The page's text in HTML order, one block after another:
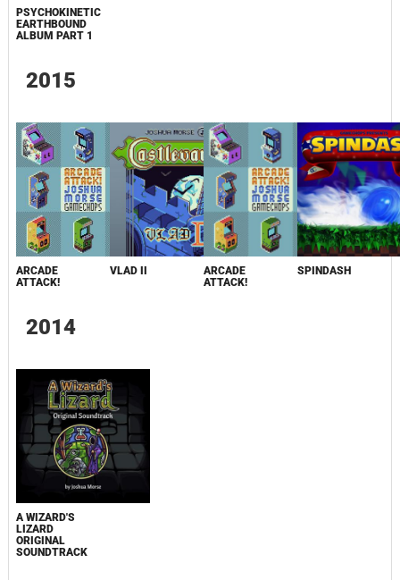
PSYCHOKINETIC
EARTHBOUND
ALBUM PART 1
2015
ARCADE
ATTACK!
VLAD II
ARCADE
ATTACK!
SPINDASH
2014
A WIZARD'S
LIZARD
ORIGINAL
SOUNDTRACK